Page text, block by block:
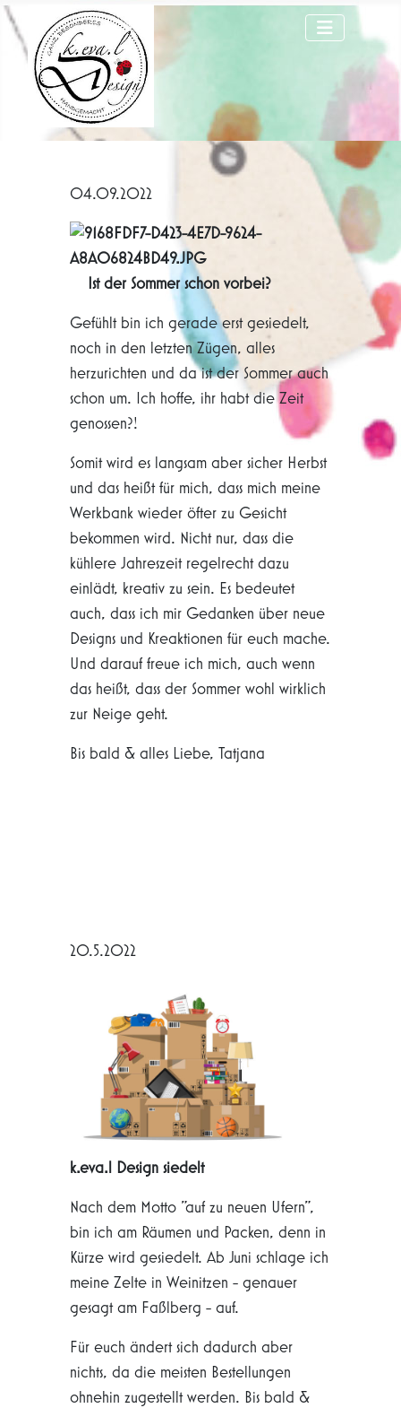
04.09.2022
Ist der Sommer schon vorbei?
Gefühlt bin ich gerade erst gesiedelt,
noch in den letzten Zügen, alles
herzurichten und da ist der Sommer auch
schon um. Ich hoffe, ihr habt die Zeit
genossen?!
Somit wird es langsam aber sicher Herbst
und das heißt für mich, dass mich meine
Werkbank wieder öfter zu Gesicht
bekommen wird. Nicht nur, dass die
kühlere Jahreszeit regelrecht dazu
einlädt, kreativ zu sein. Es bedeutet
auch, dass ich mir Gedanken über neue
Designs und Kreaktionen für euch mache.
Und darauf freue ich mich, auch wenn
das heißt, dass der Sommer wohl wirklich
zur Neige geht.
Bis bald & alles Liebe, Tatjana
20.5.2022
k.eva.l Design siedelt
Nach dem Motto "auf zu neuen Ufern",
bin ich am Räumen und Packen, denn in
Kürze wird gesiedelt.Ab Juni schlage ich
meine Zelte in Weinitzen - genauer
gesagt am Faßlberg - auf.
Für euch ändert sich dadurch aber
nichts, da die meisten Bestellungen
ohnehin zugestellt werden. Bis bald &